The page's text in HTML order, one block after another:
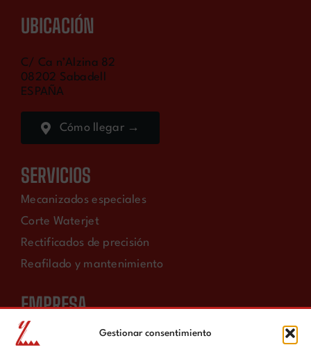
Gestionar consentimiento
EMPRESA
Historia
UBICACIÓN
C/ Ca n’Alzina 82
08202 Sabadell
ESPAÑA
Cómo llegar →
SERVICIOS
Mecanizados especiales
Corte Waterjet
Rectificados de precisión
Reafilado y mantenimiento